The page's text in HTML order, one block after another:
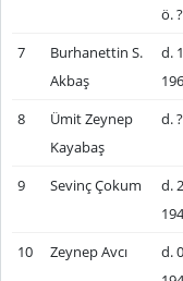
ö. ?
7
Burhanettin S.
Akbaş
d.
8
Ümit Zeynep
Kayabaş
d.
9 Sevinç Çokum
d.
10 Zeynep Avcı
d.